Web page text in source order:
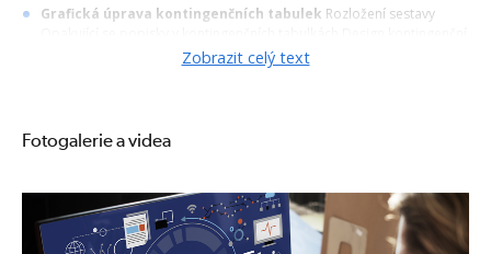
Grafická úprava kontingenčních tabulek Rozložení sestavy
tabulky Nastavení pole (zobrazit položky neobsahující data) Filtrace
a řazení v kontingenční tabulce Vložení průřezů a časové osy
Aktualizace kontingenční tabulky
Vložení, úprava a odstranění souhrnů
Zobrazit termíny kurzů
Zobrazit celý text
Fotogalerie a videa